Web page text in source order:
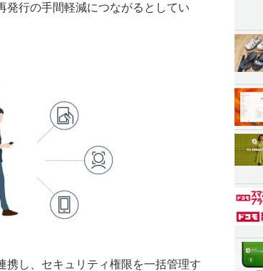
発行の手間軽減につながるとしてい
携し、セキュリティ権限を一括管理す